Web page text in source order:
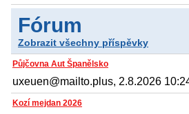
Fórum
Zobrazit všechny příspěvky
Půjčovna Aut Španělsko
uxeuen@mailto.plus, 2.8.2026
Kozí mejdan 2026